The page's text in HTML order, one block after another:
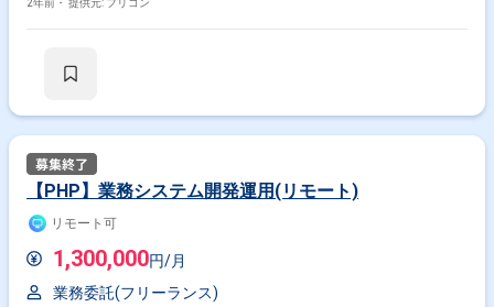
2年前・ 提供元: フリコン
【PHP】業務システム開発運用(リモート)
リモート可
1,300,000円/月
業務委託(フリーランス)